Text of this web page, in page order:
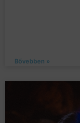
Bővebben »